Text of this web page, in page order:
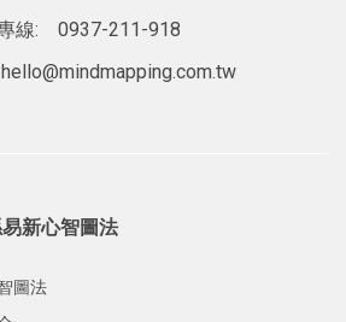
線:
0937-211-918
hello@mindmapping.com.tw
新心智圖法
圖法